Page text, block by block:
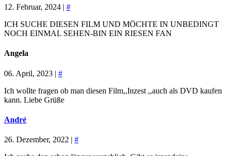
12. Februar, 2024 | #
ICH SUCHE DIESEN FILM UND MÖCHTE IN UNBEDINGT
NOCH EINMAL SEHEN-BIN EIN RIESEN FAN
Angela
06. April, 2023 | #
Ich wollte fragen ob man diesen Film,,Inzest ,,auch als DVD kaufen
kann. Liebe Grüße
André
26. Dezember, 2022 | #